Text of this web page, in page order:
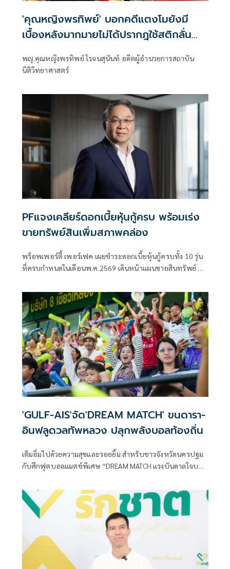
'คุณหญิงพรทิพย์' บอกคดีแตงโมยังมี
เบื้องหลังมากมายไม่ได้ปรากฎใช้สติกลั่น
พญ.คุณหญิงพรทิพย์ โรจนสุนันท์ อดีตผู้อำนวยการสถาบัน
นิติวิทยาศาสตร์
PFแจงเคลียร์ดอกเบี้ยหุ้นกู้ครบ พร้อมเร่ง
ขายทรัพย์สินเพิ่มสภาพคล่อง
พร็อพเพอร์ตี้ เพอร์เฟค เผยชำระดอกเบี้ยหุ้นกู้ครบทั้ง 10 รุ่น
ที่ครบกำหนดในเดือนพ.ค.2569 เดินหน้าแผนขายสินทรัพย์ ทั้ง
ขนาดองค์กร ครึ่งปีหลังลุยปรับกลยุทธ์กระตุ้นยอดขาย
'GULF-AIS'จัด'DREAM MATCH' ขนดารา-
อินฟลูดวลทัพหลวง ปลุกพลังบอลท้องถิ่น
เต็มอิ่มไปด้วยความสุขและรอยยิ้ม สำหรับชาวจังหวัดนครปฐม
กับศึกฟุตบอลแมตช์พิเศษ “DREAM MATCH แรงบันดาลใจบอล
สเตเดียม จ.นครปฐม เมื่อวันที่ 14 มีนาคม 2569 ที่สร้าง
ปรากฏการณ์ด้วยการนำทีมรวมดาราอินฟลูเอ็นเซอร์ชื่อดังมา
ฟาดแข้งกับสโมสร “ทัพหลวง ยูไนเต็ด” ทีมระดับตำบลใน “บี
วายดี ดอลฟินส์ ลีกสาม”